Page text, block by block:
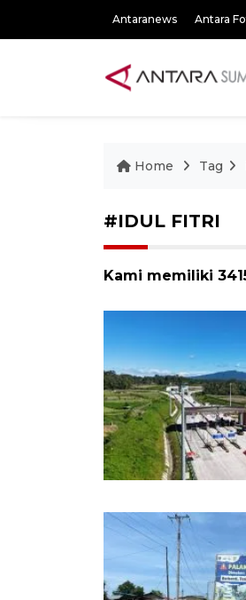
Antaranews Antara
Home Tag
#IDUL FITRI
Kami memiliki